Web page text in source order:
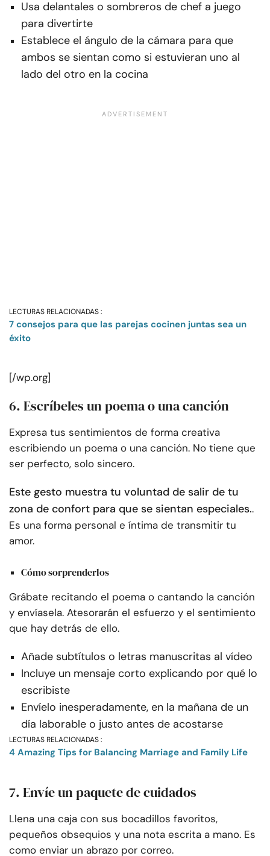
Usa delantales o sombreros de chef a juego
para divertirte
Establece el ángulo de la cámara para que
ambos se sientan como si estuvieran uno al
lado del otro en la cocina
LECTURAS RELACIONADAS :
7 consejos para que las parejas cocinen juntas sea un
éxito
[/wp.org]
6. Escríbeles un poema o una canción
Expresa tus sentimientos de forma creativa
escribiendo un poema o una canción. No tiene que
ser perfecto, solo sincero.
Este gesto muestra tu voluntad de salir de tu
zona de confort para que se sientan especiales..
Es una forma personal e íntima de transmitir tu
amor.
Cómo sorprenderlos
Grábate recitando el poema o cantando la canción
y envíasela. Atesorarán el esfuerzo y el sentimiento
que hay detrás de ello.
Añade subtítulos o letras manuscritas al vídeo
Incluye un mensaje corto explicando por qué lo
escribiste
Envíelo inesperadamente, en la mañana de un
día laborable o justo antes de acostarse
LECTURAS RELACIONADAS :
4 Amazing Tips for Balancing Marriage and Family Life
7. Envíe un paquete de cuidados
Llena una caja con sus bocadillos favoritos,
pequeños obsequios y una nota escrita a mano. Es
como enviar un abrazo por correo.